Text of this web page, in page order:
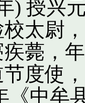
) 授兴
太尉
薨，
度使
《中牟